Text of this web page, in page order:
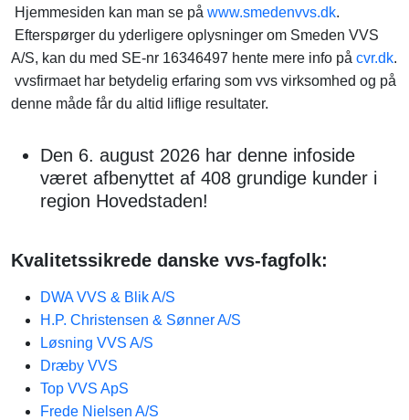
Hjemmesiden kan man se på www.smedenvvs.dk.
Efterspørger du yderligere oplysninger om Smeden VVS
A/S, kan du med SE-nr 16346497 hente mere info på cvr.dk.
vvsfirmaet har betydelig erfaring som vvs virksomhed og på
denne måde får du altid liflige resultater.
Den 6. august 2026 har denne infoside
været afbenyttet af 408 grundige kunder i
region Hovedstaden!
Kvalitetssikrede danske vvs-fagfolk:
DWA VVS & Blik A/S
H.P. Christensen & Sønner A/S
Løsning VVS A/S
Dræby VVS
Top VVS ApS
Frede Nielsen A/S